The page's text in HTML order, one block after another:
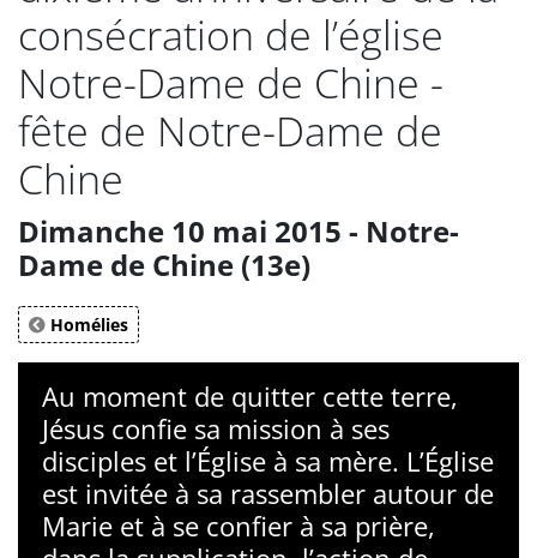
consécration de l’église
Notre-Dame de Chine -
fête de Notre-Dame de
Chine
Dimanche 10 mai 2015 - Notre-
Dame de Chine (13e)
Homélies
Au moment de quitter cette terre,
Jésus confie sa mission à ses
disciples et l’Église à sa mère. L’Église
est invitée à sa rassembler autour de
Marie et à se confier à sa prière,